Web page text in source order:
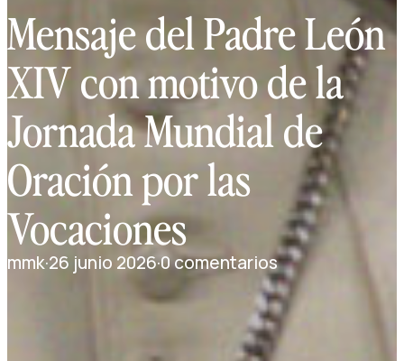
Mensaje del Padre León
XIV con motivo de la
Jornada Mundial de
Oración por las
Vocaciones
mmk·26 junio 2026·0 comentarios